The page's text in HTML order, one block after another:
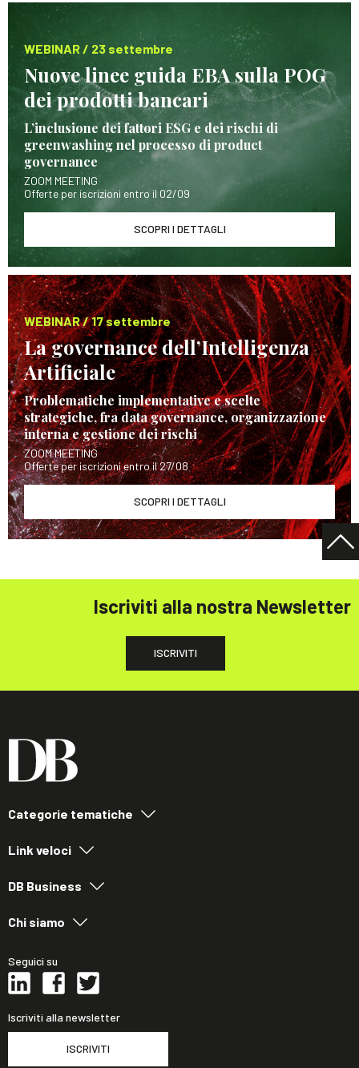
WEBINAR / 23 settembre
Nuove linee guida EBA sulla POG
dei prodotti bancari
L’inclusione dei fattori ESG e dei rischi di
greenwashing nel processo di product
governance
ZOOM MEETING
Offerte per iscrizioni entro il 02/09
SCOPRI I DETTAGLI
WEBINAR / 17 settembre
La governance dell’Intelligenza
Artificiale
Problematiche implementative e scelte
strategiche, fra data governance, organizzazione
interna e gestione dei rischi
ZOOM MEETING
Offerte per iscrizioni entro il 27/08
SCOPRI I DETTAGLI
Iscriviti alla nostra Newsletter
ISCRIVITI
Categorie tematiche
Link veloci
DB Business
Chi siamo
Seguici su
Iscriviti alla newsletter
ISCRIVITI